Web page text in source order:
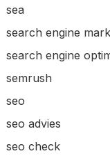
sea
search engine
search engine
semrush
seo
seo advies
seo check